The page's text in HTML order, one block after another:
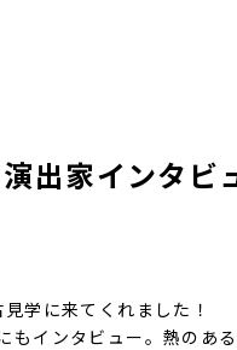
出家インタビ
学に来てくれました！
インタビュー。熱のあ